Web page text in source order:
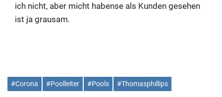
ich nicht, aber micht habense als Kunden gesehen
ist ja grausam.
#Corona #Poolleiter #Pools #Thomasphillips